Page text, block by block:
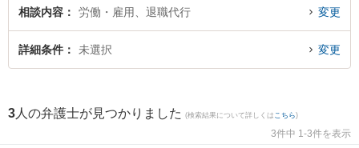
を検索したい』『初回相談無料で退職代行を法律相談できる熊谷市内の弁護士
に相談予約したい』などでお困りの相談者さんにおすすめです。
相談内容 労働・雇用、退職代行 変更
詳細条件 未選択 変更
3 人の弁護士が見つかりました (検索結果について詳しくは こちら)
3件中 1-3件を表示